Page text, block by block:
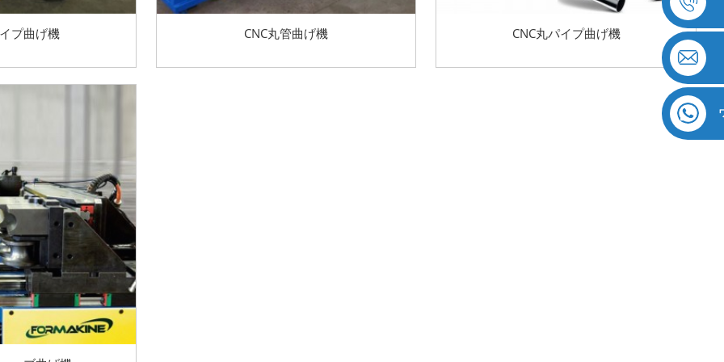
プ曲げ機 CNC丸管曲げ機 CNC丸パイプ曲げ機